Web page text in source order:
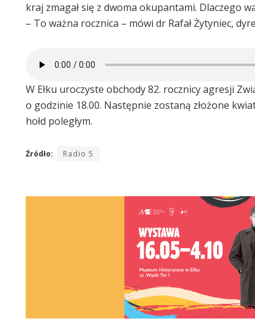
kraj zmagał się z dwoma okupantami. Dlaczego
– To ważna rocznica – mówi dr Rafał Żytyniec,
W Ełku uroczyste obchody 82. rocznicy agresji
o godzinie 18.00. Następnie zostaną złożone
hołd poległym.
Źródło: Radio 5